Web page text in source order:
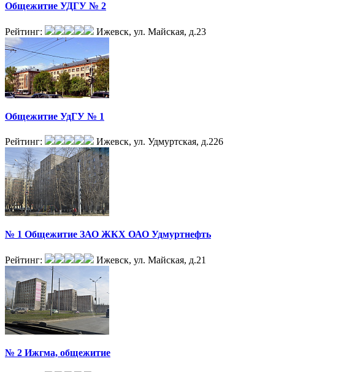
Общежитие УДГУ № 2
Рейтинг: Ижевск, ул. Майская, д.23
Общежитие УдГУ № 1
Рейтинг: Ижевск, ул. Удмуртская, д.226
№ 1 Общежитие ЗАО ЖКХ ОАО Удмуртнефть
Рейтинг: Ижевск, ул. Майская, д.21
№ 2 Ижгма, общежитие